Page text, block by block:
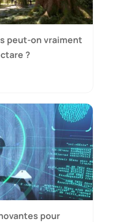
peut-on vraiment
?
pour